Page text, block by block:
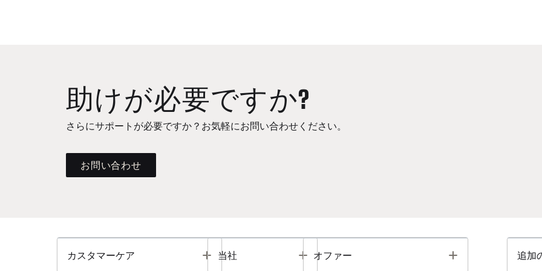
助けが必要ですか?
さらにサポートが必要ですか？お気軽にお問い合わせください。
お問い合わせ
カスタマーケア Toggle
当社 Toggle
オファー Toggle 追加